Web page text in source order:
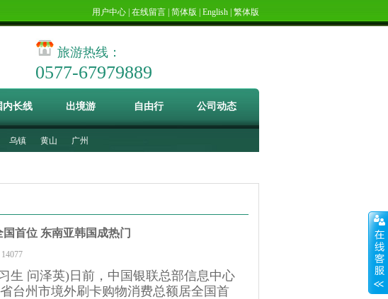
用户中心 在线留言 简体版 English 繁体版
旅游热线：
0577-67979889
内长线 出境游 自由行 公司动态
乌镇 黄山 广州
首位 东南亚韩国成热门
问泽英)日前，中国银联总部信息中心
台州市境外刷卡购物消费总额居全国首